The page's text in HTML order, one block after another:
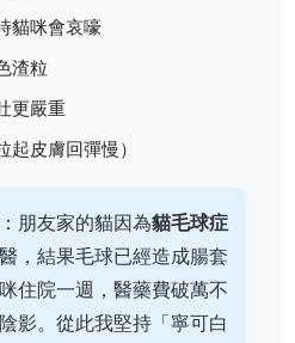
貓咪會哀嚎
渣粒
更嚴重
皮膚回彈慢）
朋友家的貓因為貓毛球症
，結果毛球已經造成腸套
住院一週，醫藥費破萬不
影。從此我堅持「寧可白